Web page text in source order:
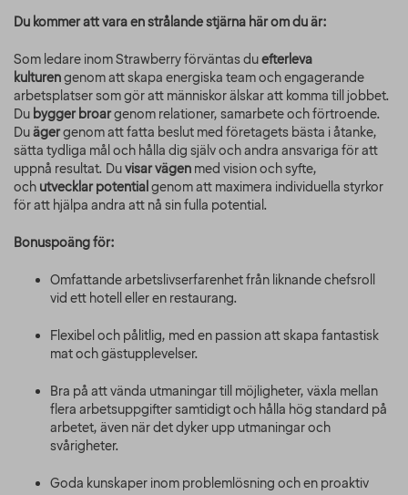
Du kommer att vara en strålande stjärna här om du är:
Som ledare inom Strawberry förväntas duefterleva
kulturengenom att skapa energiska team och engagerande
arbetsplatser som gör att människor älskar att komma till jobbet.
Du bygger broargenom relationer, samarbete och förtroende.
Duägergenom att fatta beslut med företagets bästa i åtanke,
sätta tydliga mål och hålla dig själv och andra ansvariga för att
uppnå resultat. Duvisar vägen med vision och syfte,
och utvecklar potential genom att maximera individuella styrkor
för att hjälpa andra att nå sin fulla potential.
Bonuspoäng för:
Omfattande arbetslivserfarenhet från liknande chefsroll
vid ett hotell eller en restaurang.
Flexibel och pålitlig, med en passion att skapa fantastisk
mat och gästupplevelser.
Bra på att vända utmaningar till möjligheter, växla mellan
flera arbetsuppgifter samtidigt och hålla hög standard på
arbetet, även när det dyker upp utmaningar och
svårigheter.
Goda kunskaper inom problemlösning och en proaktiv